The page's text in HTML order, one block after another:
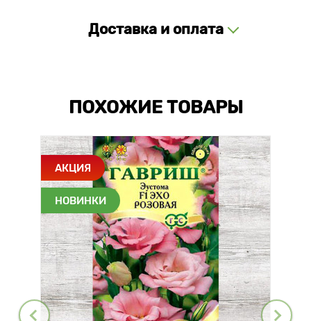
Доставка и оплата
ПОХОЖИЕ ТОВАРЫ
АКЦИЯ
НОВИНКИ